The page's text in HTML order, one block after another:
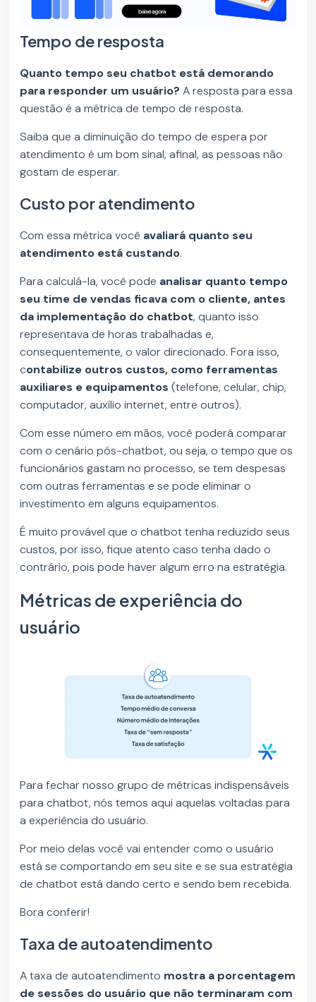
Tempo de resposta
Quanto tempo seu chatbot está demorando
para responder um usuário? A resposta para essa
questão é a métrica de tempo de resposta.
Saiba que a diminuição do tempo de espera por
atendimento é um bom sinal, afinal, as pessoas não
gostam de esperar.
Custo por atendimento
Com essa métrica você avaliará quanto seu
atendimento está custando.
Para calculá-la, você pode analisar quanto tempo
seu time de vendas ficava com o cliente, antes
da implementação do chatbot, quanto isso
representava de horas trabalhadas e,
consequentemente, o valor direcionado. Fora isso,
contabilize outros custos, como ferramentas
auxiliares e equipamentos(telefone, celular, chip,
computador, auxílio internet, entre outros).
Com esse número em mãos, você poderá comparar
com o cenário pós-chatbot, ou seja, o tempo que os
funcionários gastam no processo, se tem despesas
com outras ferramentas e se pode eliminar o
investimento em alguns equipamentos.
É muito provável que o chatbot tenha reduzido seus
custos, por isso, fique atento caso tenha dado o
contrário, pois pode haver algum erro na estratégia.
Métricas de experiência do
usuário
Para fechar nosso grupo de métricas indispensáveis
para chatbot, nós temos aqui aquelas voltadas para
a experiência do usuário.
Por meio delas você vai entender como o usuário
está se comportando em seu site e se sua estratégia
de chatbot está dando certo e sendo bem recebida.
Bora conferir!
Taxa de autoatendimento
A taxa de autoatendimento mostra a porcentagem
de sessões do usuário que não terminaram com